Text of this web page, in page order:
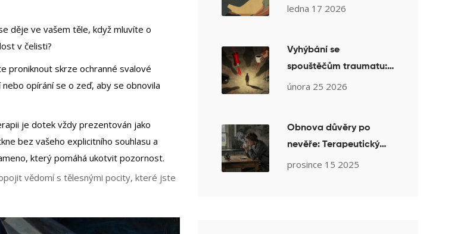
děje ve vašem těle, když mluvíte o
v čelisti?
proniknout skrze ochranné svalové
opírání se o zeď, aby se obnovila
je dotek vždy prezentován jako
bez vašeho explicitního souhlasu a
který pomáhá ukotvit pozornost.
vědomí s tělesnými pocity, které jste
léčba řízenými pohyby
ledna 17 2026
Vyhýbání se
spouštěčům traumatu:
Je to skutečné řešení
února 25 2026
Obnova důvěry po
nevěře: Terapeutický
plán krok za krokem
prosince 15 2025